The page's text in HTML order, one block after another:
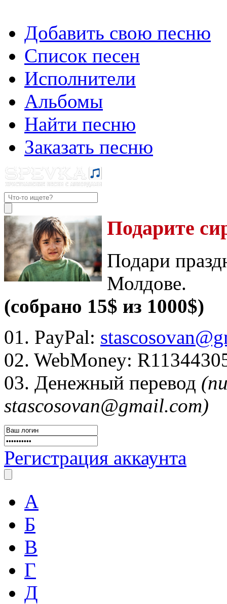
Добавить свою песню
Список песен
Исполнители
Альбомы
Найти песню
Заказать песню
Подарите
Подари
Молдове.
(собрано 15$ из 1000$)
01. PayPal:
02. WebMoney:
03. Денежный перевод
stascosovan@gmail.com)
Регистрация аккаунта
А
Б
В
Г
Д